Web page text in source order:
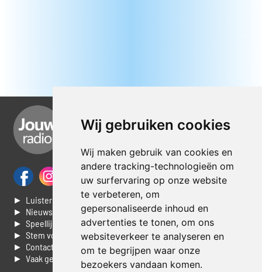
Wij gebruiken cookies
Wij maken gebruik van cookies en
andere tracking-technologieën om
uw surfervaring op onze website
te verbeteren, om
gepersonaliseerde inhoud en
advertenties te tonen, om ons
websiteverkeer te analyseren en
om te begrijpen waar onze
bezoekers vandaan komen.
► Luisteren naar Jouwradio
► Nieuws
► Speellijst
► Stem voor de Dag top 3
► Contacteer ons
► Vaak gestelde vragen